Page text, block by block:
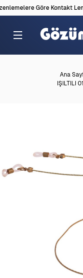
Göre Kontakt
Ana
IŞILTILI